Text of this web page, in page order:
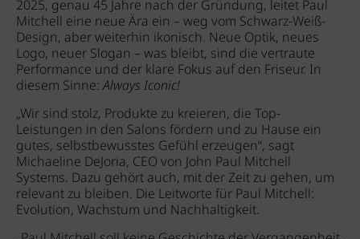
2025, genau 45 Jahre nach der Gründung, leitet Paul
Mitchell eine neue Ära ein – weg vom Schwarz-Weiß-
Design, aber weiterhin ikonisch. Neue Optik, neues
Logo, neuer Slogan – was bleibt, sind die vertraute
Performance und der klare Fokus auf den Friseur. In
diesem Sinne:Always Iconic!
„Wir sind stolz, Produkte zu kreieren, die Top-
Leistungen in den Salons fördern und zu Hause ein
gutes, selbstbewusstes Gefühl erzeugen“, sagt
Michaeline DeJoria, CEO von John Paul Mitchell
Systems. Dazu gehört auch, mit der Zeit zu gehen, um
relevant zu bleiben. Die Leitworte für Paul Mitchell:
Evolution, Wachstum und Nachhaltigkeit.